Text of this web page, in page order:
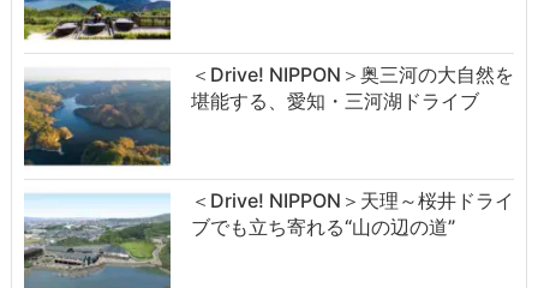
＜Drive! NIPPON＞奥三河の大自然を
堪能する、愛知・三河湖ドライブ
＜Drive! NIPPON＞天理～桜井ドライ
ブでも立ち寄れる“山の辺の道”